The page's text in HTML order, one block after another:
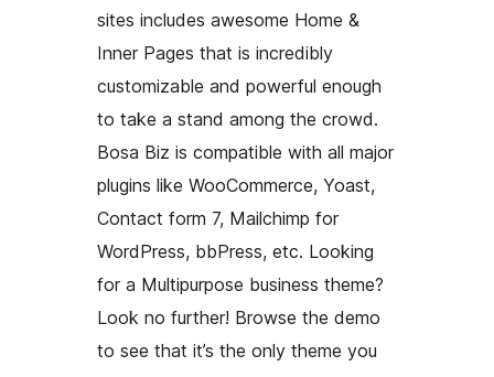
sites includes awesome Home &
Inner Pages that is incredibly
customizable and powerful enough
to take a stand among the crowd.
Bosa Biz is compatible with all major
plugins like WooCommerce, Yoast,
Contact form 7, Mailchimp for
WordPress, bbPress, etc. Looking
for a Multipurpose business theme?
Look no further! Browse the demo
to see that it’s the only theme you